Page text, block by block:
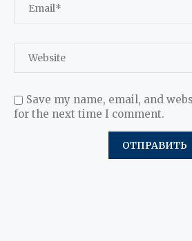
Save my name, email, and
for the next time I comment.